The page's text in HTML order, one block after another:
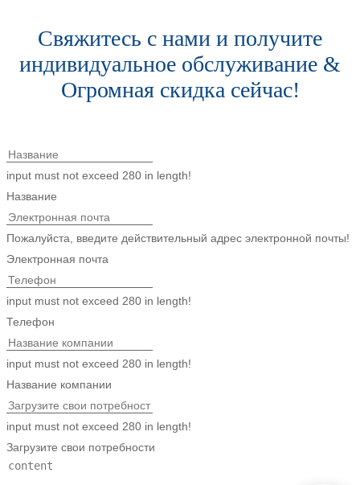
Свяжитесь с нами и получите
индивидуальное обслуживание &
Огромная скидка сейчас!
input must not exceed 280 in length!
Название
Пожалуйста, введите действительный адрес электронной почты!
Электронная почта
input must not exceed 280 in length!
Телефон
input must not exceed 280 in length!
Название компании
input must not exceed 280 in length!
Загрузите свои потребности